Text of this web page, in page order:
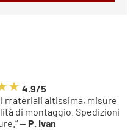
4.9/5
materiali altissima, misure
di montaggio. Spedizioni
— P. Ivan